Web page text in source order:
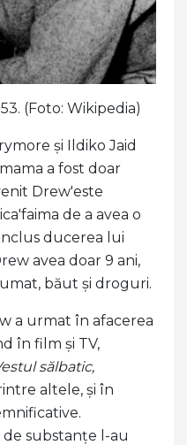
(Foto: Wikipedia)
și Ildiko Jaid
a fost doar
Drew'este
de a avea o
ducerea lui
avea doar 9 ani,
băut și droguri.
a urmat în afacerea
în film și TV,
sălbatic,
altele, și în
substanțe l-au